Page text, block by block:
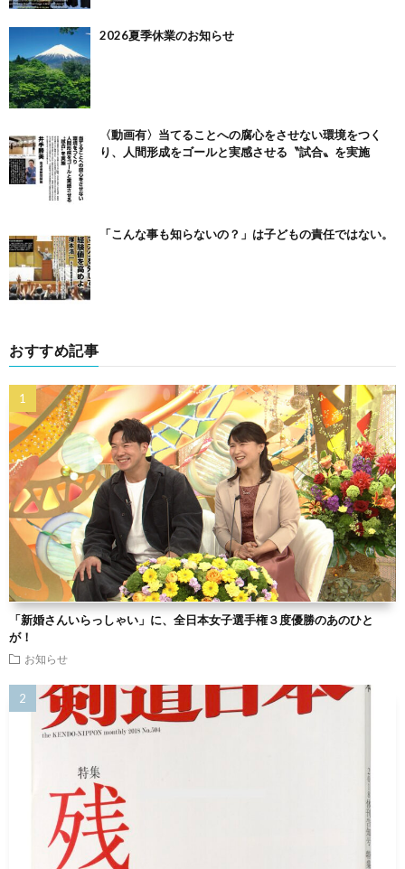
2026夏季休業のお知らせ
〈動画有〉当てることへの腐心をさせない環境をつく
り、人間形成をゴールと実感させる〝試合〟を実施
「こんな事も知らないの？」は子どもの責任ではない。
おすすめ記事
「新婚さんいらっしゃい」に、全日本女子選手権３度優勝のあのひと
が！
お知らせ